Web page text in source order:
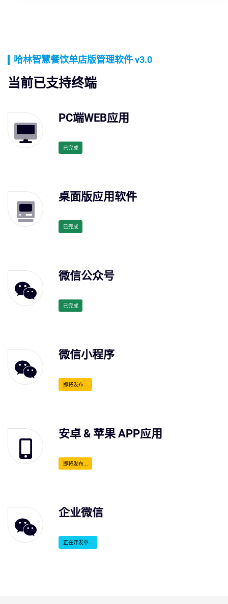
哈林智慧餐饮单店版管理软件 v3.0
当前已支持终端
PC端WEB应用
已完成
桌面版应用软件
已完成
微信公众号
已完成
微信小程序
即将发布...
安卓 & 苹果 APP应用
即将发布...
企业微信
正在开发中...